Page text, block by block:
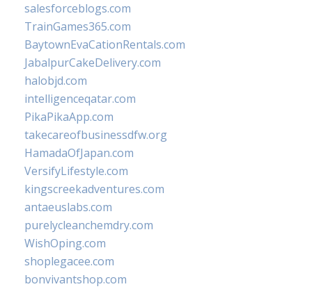
salesforceblogs.com
TrainGames365.com
BaytownEvaCationRentals.com
JabalpurCakeDelivery.com
halobjd.com
intelligenceqatar.com
PikaPikaApp.com
takecareofbusinessdfw.org
HamadaOfJapan.com
VersifyLifestyle.com
kingscreekadventures.com
antaeuslabs.com
purelycleanchemdry.com
WishOping.com
shoplegacee.com
bonvivantshop.com